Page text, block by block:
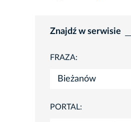
Znajdź w serwisie
FRAZA:
PORTAL: